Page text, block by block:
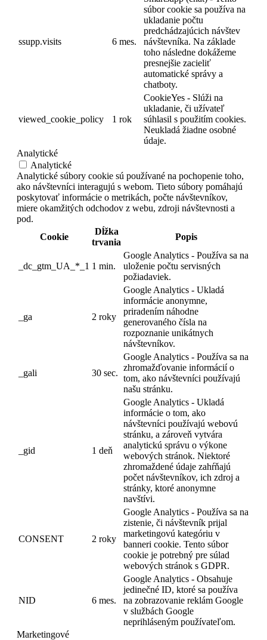
ssupp.visits 6 mes.
súbor cookie sa používa na
ukladanie počtu
predchádzajúcich návštev
návštevníka. Na základe
toho následne dokážeme
presnejšie zacieliť
automatické správy a
chatboty.
viewed_cookie_policy 1 rok
CookieYes - Slúži na
ukladanie, či užívateľ
súhlasil s použitím cookies.
Neukladá žiadne osobné
údaje.
Analytické
Analytické
Analytické súbory cookie sú používané na pochopenie toho,
ako návštevníci interagujú s webom. Tieto súbory pomáhajú
poskytovať informácie o metrikách, počte návštevníkov,
miere okamžitých odchodov z webu, zdroji návštevnosti a
pod.
Cookie
Dĺžka
trvania
Popis
_dc_gtm_UA_*_1 1 min.
Google Analytics - Používa sa na
uloženie počtu servisných
požiadaviek.
_ga 2 roky
Google Analytics - Ukladá
informácie anonymne,
priradením náhodne
generovaného čísla na
rozpoznanie unikátnych
návštevníkov.
_gali 30 sec.
Google Analytics - Používa sa na
zhromažďovanie informácií o
tom, ako návštevníci používajú
našu stránku.
_gid 1 deň
Google Analytics - Ukladá
informácie o tom, ako
návštevníci používajú webovú
stránku, a zároveň vytvára
analytickú správu o výkone
webových stránok. Niektoré
zhromaždené údaje zahŕňajú
počet návštevníkov, ich zdroj a
stránky, ktoré anonymne
navštívi.
CONSENT 2 roky
Google Analytics - Používa sa na
zistenie, či návštevník prijal
marketingovú kategóriu v
banneri cookie. Tento súbor
cookie je potrebný pre súlad
webových stránok s GDPR.
NID 6 mes.
Google Analytics - Obsahuje
jedinečné ID, ktoré sa používa
na zobrazovanie reklám Google
v službách Google
neprihláseným používateľom.
Marketingové